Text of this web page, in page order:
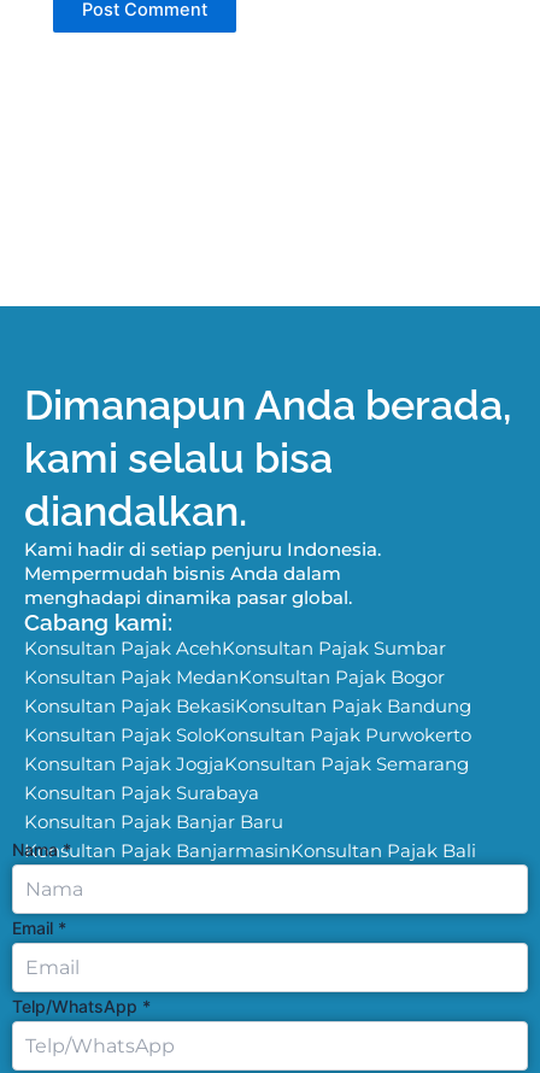
Dimanapun Anda berada,
kami selalu bisa
diandalkan.
Kami hadir di setiap penjuru Indonesia.
Mempermudah bisnis Anda dalam
menghadapi dinamika pasar global.
Cabang kami:
Konsultan Pajak AcehKonsultan Pajak Sumbar
Konsultan Pajak MedanKonsultan Pajak Bogor
Konsultan Pajak BekasiKonsultan Pajak Bandung
Konsultan Pajak SoloKonsultan Pajak Purwokerto
Konsultan Pajak JogjaKonsultan Pajak Semarang
Konsultan Pajak Surabaya
Konsultan Pajak Banjar Baru
Konsultan Pajak BanjarmasinKonsultan Pajak Bali
Nama*
Email *
Telp/WhatsApp *